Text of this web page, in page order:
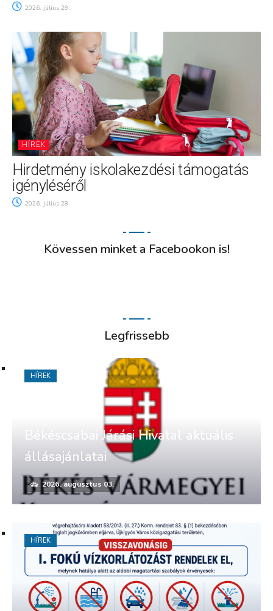
2026. július 29.
HÍREK
Hirdetmény iskolakezdési támogatás
igényléséről
2026. július 28.
Kövessen minket a Facebookon is!
Legfrissebb
Békéscsabai Járási Hivatal aktuális
állásajánlatai
2026. augusztus 03.
HÍREK
HÍREK